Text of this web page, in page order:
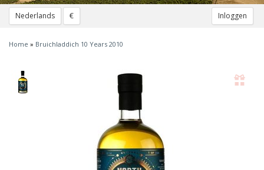
Nederlands € Inloggen
Home » Bruichladdich 10 Years 2010